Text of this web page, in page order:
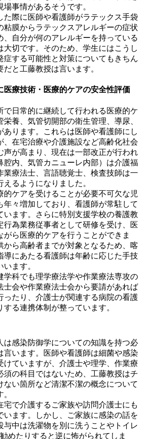
事情があるそうです。
際に医師や看護師がラテックス手袋
粘膜からラテックスアレルギーの症状
、自分が何のアレルギーを持っている
大切です。そのため、学生にはこうし
症する可能性と対策についてもきちん
だと工藤教授は言います。
医療技術・医療的ケアの安全性評価
日常的に継続して行われる医療的ケ
養、気管切開部の衛生管理、導尿、
あります。これらは医師や看護師にし
、在宅治療や介護施設など高齢化社会
声が高まり、現在は一部改正が行われ
腔内、気管カニューレ内部）は介護福
業療法士、言語聴覚士、検査技師は一
るようになりました。
ケアを受けることが必要不可欠な児
年々増加しており、看護師が常駐して
います。さらに特別支援学校の養護教
行為業務従事者として研修を受け、医
がら医療的ケアを行うことができま
から高齢者までが対象となるため、喀
導にあたる看護師は年齢に応じた手技
います。
科でも理学療法学や作業療法専攻の
士会や作業療法士会から要請があれば
ったり、介護士が関連する病院の看護
る連携体制が整っています。
は感染防御学についての知識を持つ必
言います。医師や看護師は細菌や感染
けていますが、介護士や理学、作業療
須の科目ではないため、工藤教授はチ
ない箇所など清潔不潔の概念について
で介護するご家族や訪問介護士にも
います。しかし、ご家族に感染の話を
与中は洗濯物を別に洗うことやトイレ
めたりすると逆に怖がられてしま